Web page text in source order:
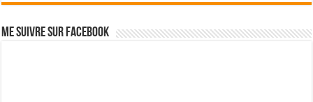
Me suivre sur Facebook